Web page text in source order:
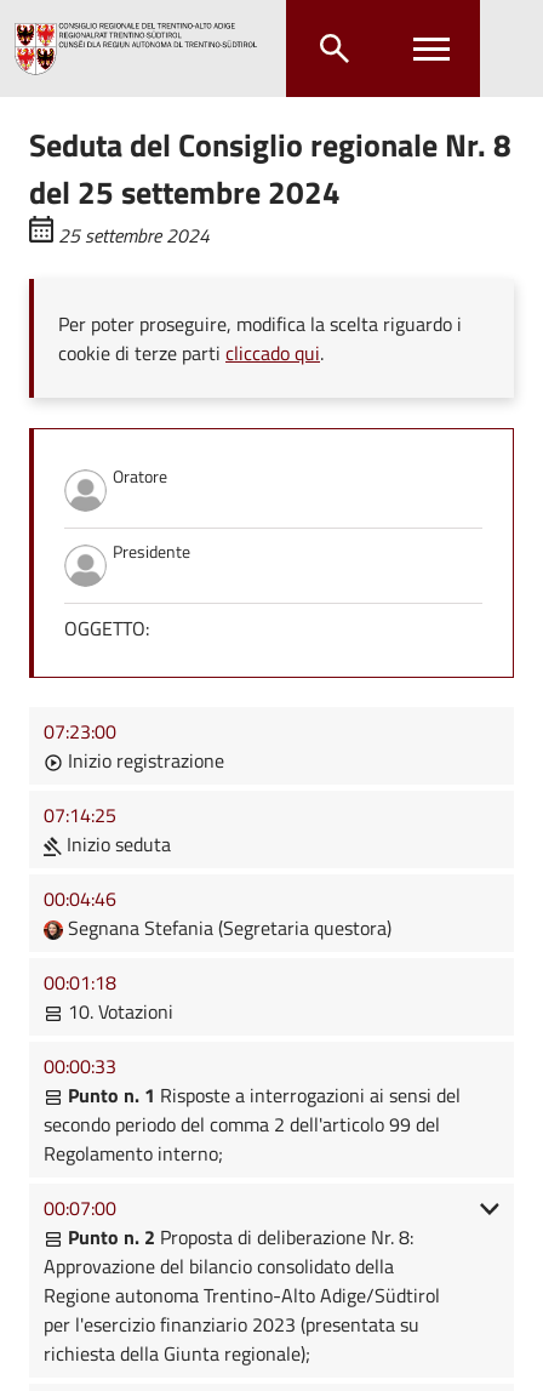
Seduta del Consiglio regionale Nr. 8
del 25 settembre 2024
25 settembre 2024
Per poter proseguire, modifica la scelta riguardo i
cookie di terze parti cliccado qui.
Oratore
Presidente
OGGETTO:
07:23:00
Inizio registrazione
07:14:25
Inizio seduta
00:04:46
Segnana Stefania (Segretaria questora)
00:01:18
10. Votazioni
00:00:33
Punto n. 1 Risposte a interrogazioni ai sensi del
secondo periodo del comma 2 dell'articolo 99 del
Regolamento interno;
00:07:00
Punto n. 2 Proposta di deliberazione Nr. 8:
Approvazione del bilancio consolidato della
Regione autonoma Trentino-Alto Adige/Südtirol
per l'esercizio finanziario 2023 (presentata su
richiesta della Giunta regionale);